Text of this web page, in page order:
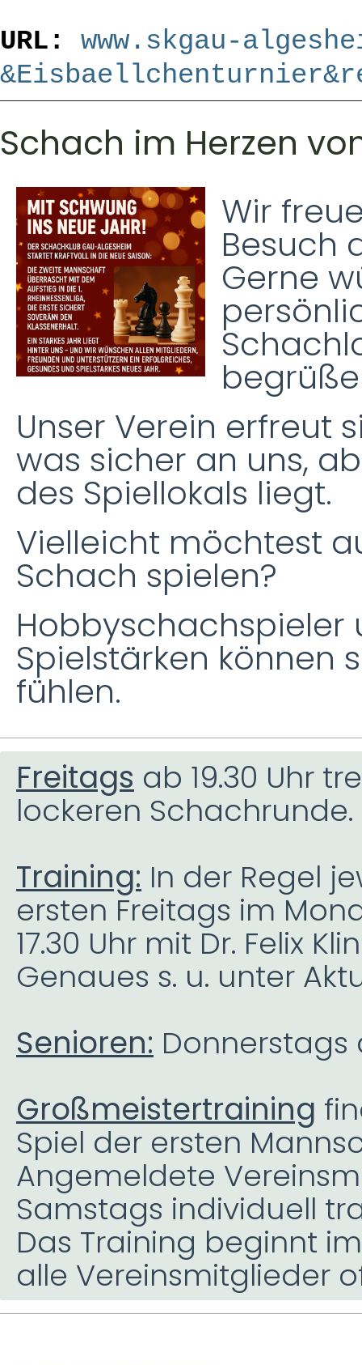
URL:
www.skgau-
Schach im Herzen
Wir
Besuch
Gerne
Unser Verein erfreut
was sicher an uns,
des Spiellokals liegt.
Vielleicht möchtest
Schach spielen?
Hobbyschachspieler
Spielstärken können
fühlen.
Freitags ab 19.30 Uhr
lockeren Schachrunde.
Training: In der Regel
ersten Freitags im
17.30 Uhr mit Dr. Felix
Genaues s. u. unter
Senioren: Donnerstags
Großmeistertraining
Spiel der ersten
Angemeldete
Samstags individuell
Das Training beginnt
alle Vereinsmitglieder